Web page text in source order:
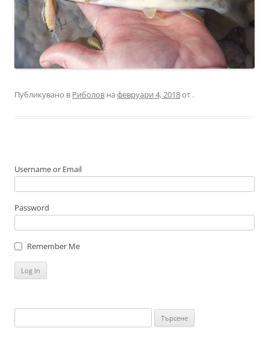
Публикувано в Риболов на февруари 4, 2018от .
Username or Email
Password
Remember Me
за: